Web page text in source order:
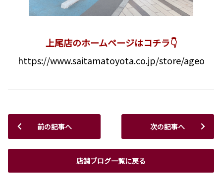
上尾店のホームページはコチラ👇
https://www.saitamatoyota.co.jp/store/ageo
前の記事へ
店舗ブログ一覧に戻る
次の記事へ